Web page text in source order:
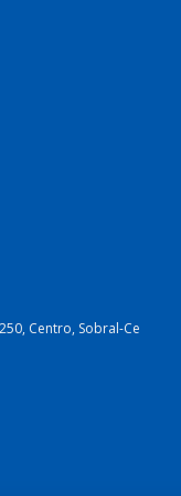
Centro, Sobral-Ce